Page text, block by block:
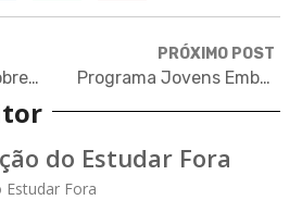
Webinar gratuito sobre oportunidades de estudo na Alemanha
PRÓXIMO POST
Programa Jovens Embaixadores da Fundação Lemann abre inscrições
do Estudar Fora
Estudar Fora